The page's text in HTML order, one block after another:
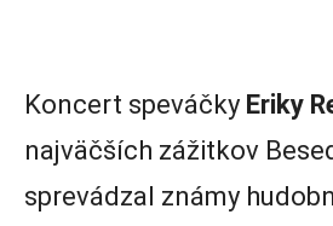
Koncert speváčky Eriky
najväčších zážitkov
sprevádzal známy